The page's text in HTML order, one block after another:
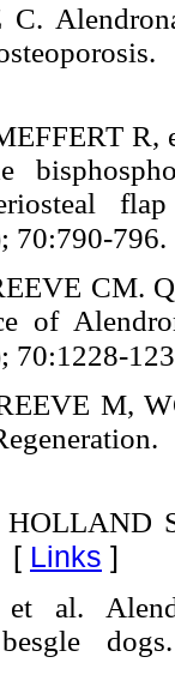
C.
R,
70:790-796.
CM.
of
70:1228-
M,
Links ]
al.